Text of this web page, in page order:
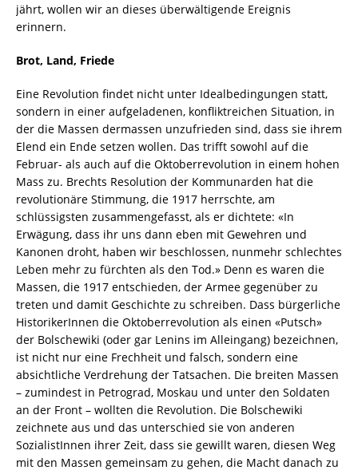
jährt, wollen wir an dieses überwältigende Ereignis
erinnern.
Brot, Land, Friede
Eine Revolution findet nicht unter Idealbedingungen statt,
sondern in einer aufgeladenen, konfliktreichen Situation, in
der die Massen dermassen unzufrieden sind, dass sie ihrem
Elend ein Ende setzen wollen. Das trifft sowohl auf die
Februar- als auch auf die Oktoberrevolution in einem hohen
Mass zu. Brechts Resolution der Kommunarden hat die
revolutionäre Stimmung, die 1917 herrschte, am
schlüssigsten zusammengefasst, als er dichtete: «In
Erwägung, dass ihr uns dann eben mit Gewehren und
Kanonen droht, haben wir beschlossen, nunmehr schlechtes
Leben mehr zu fürchten als den Tod.» Denn es waren die
Massen, die 1917 entschieden, der Armee gegenüber zu
treten und damit Geschichte zu schreiben. Dass bürgerliche
HistorikerInnen die Oktoberrevolution als einen «Putsch»
der Bolschewiki (oder gar Lenins im Alleingang) bezeichnen,
ist nicht nur eine Frechheit und falsch, sondern eine
absichtliche Verdrehung der Tatsachen. Die breiten Massen
– zumindest in Petrograd, Moskau und unter den Soldaten
an der Front – wollten die Revolution. Die Bolschewiki
zeichnete aus und das unterschied sie von anderen
SozialistInnen ihrer Zeit, dass sie gewillt waren, diesen Weg
mit den Massen gemeinsam zu gehen, die Macht danach zu